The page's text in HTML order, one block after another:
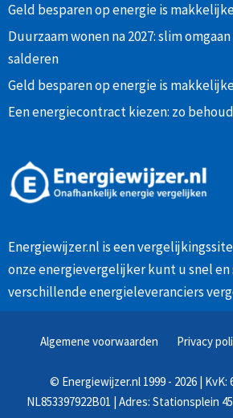
Geld besparen op energie is
Duurzaam wonen na 2027: slim
salderen
Geld besparen op energie is
Een energiecontract kiezen: zo
Energiewijzer.nl is een
onzeenergievergelijkerkunt u snel en
verschillende energieleveranciers
Algemene voorwaarden Privacy
© Energiewijzer.nl 1999 - 2026 | KvK:
NL853397922B01 | Adres: Stationsplein